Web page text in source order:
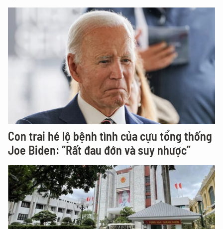
Con trai hé lộ bệnh tình của cựu tổng thống
Joe Biden: “Rất đau đớn và suy nhược”